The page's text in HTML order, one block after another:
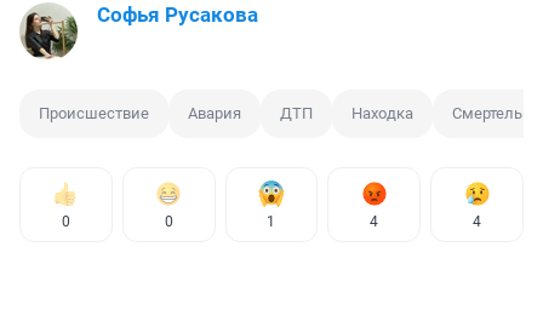
Софья Русакова
Происшествие Авария ДТП Находка
0 0 1 4 4